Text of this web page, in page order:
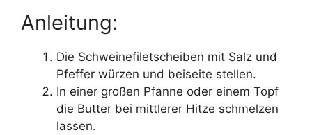
Anleitung:
Die Schweinefiletscheiben mit Salz und
Pfeffer würzen und beiseite stellen.
In einer großen Pfanne oder einem Topf
die Butter bei mittlerer Hitze schmelzen
lassen.